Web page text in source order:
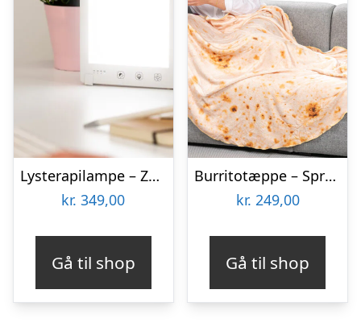
Lysterapilampe – Zenkuru
kr. 349,00
Gå til shop
Burritotæppe – Spralla
kr. 249,00
Gå til shop